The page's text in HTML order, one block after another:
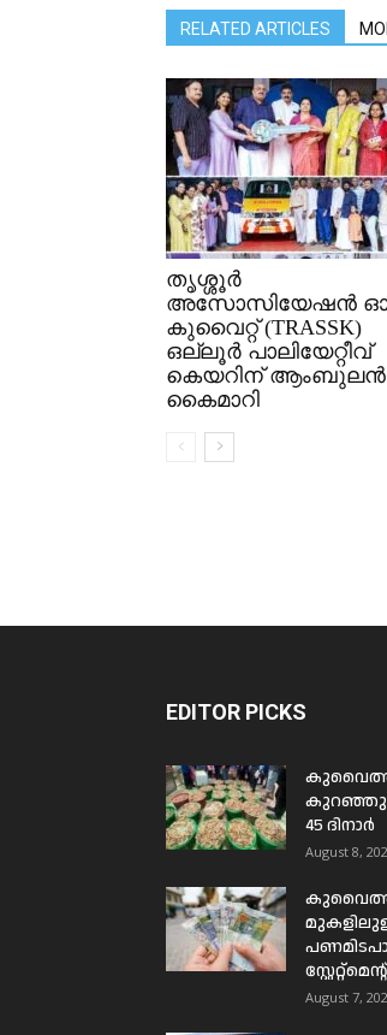
RELATED ARTICLES
തൃശ്ശൂർ
അസോസിയേഷൻ
കുവൈറ്റ്‌ (TRASSK)
ഒല്ലൂർ പാലിയേറ്റീവ്
കെയറിന്
കൈമാറി
EDITOR PICKS
കുറഞ്ഞു;
45 ദിനാർ
August 8,
August 7,